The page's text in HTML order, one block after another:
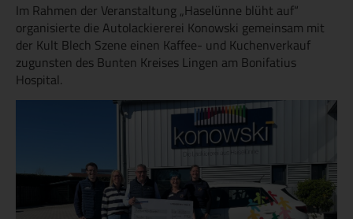
Im Rahmen der Veranstaltung „Haselünne blüht auf“
organisierte die Autolackiererei Konowski gemeinsam mit
der Kult Blech Szene einen Kaffee- und Kuchenverkauf
zugunsten des Bunten Kreises Lingen am Bonifatius
Hospital.